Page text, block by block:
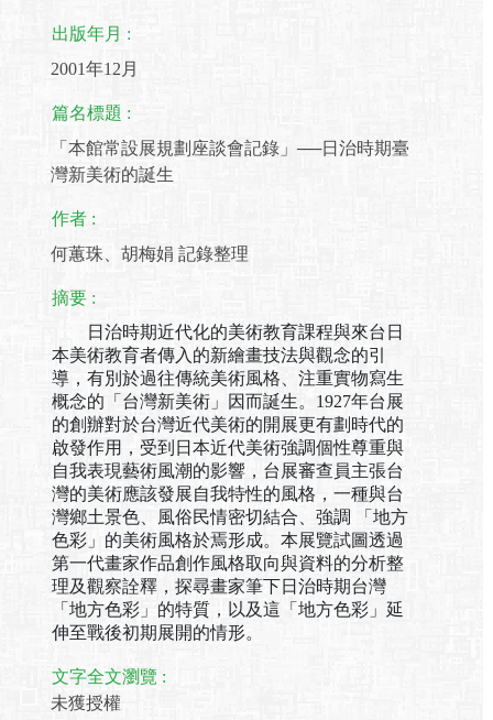
出版年月 :
2001年12月
篇名標題 :
「本館常設展規劃座談會記錄」──日治時期臺
灣新美術的誕生
作者 :
何蕙珠、胡梅娟 記錄整理
摘要 :
日治時期近代化的美術教育課程與來台日
本美術教育者傳入的新繪畫技法與觀念的引
導，有別於過往傳統美術風格、注重實物寫生
概念的「台灣新美術」因而誕生。1927年台展
的創辦對於台灣近代美術的開展更有劃時代的
啟發作用，受到日本近代美術強調個性尊重與
自我表現藝術風潮的影響，台展審查員主張台
灣的美術應該發展自我特性的風格，一種與台
灣鄉土景色、風俗民情密切結合、強調 「地方
色彩」的美術風格於焉形成。本展覽試圖透過
第一代畫家作品創作風格取向與資料的分析整
理及觀察詮釋，探尋畫家筆下日治時期台灣
「地方色彩」的特質，以及這「地方色彩」延
伸至戰後初期展開的情形。
文字全文瀏覽 :
未獲授權